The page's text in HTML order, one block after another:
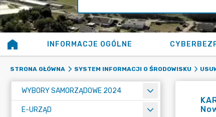
INFORMACJE OGÓLNE
STRONA GŁÓWNA SYSTEM INFORMACJI O ŚRODOWISKU
WYBORY SAMORZĄDOWE 2024
E-URZĄD